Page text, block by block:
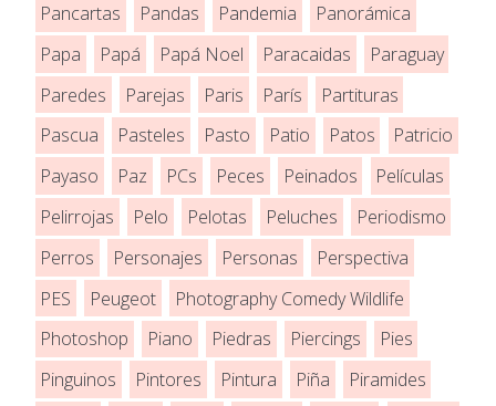
Pancartas
Pandas Pandemia
Panorámica
Papa
Papá Papá Noel Paracaidas
Paraguay
Paredes
Parejas Paris París
Partituras
Pascua
Pasteles Pasto Patio Patos
Patricio
Payaso
Paz PCs Peces Peinados
Películas
Pelirrojas
Pelo Pelotas Peluches
Periodismo
Perros
Personajes Personas
Perspectiva
PES
Peugeot
Photography Comedy Wildlife
Photoshop
Piano Piedras Piercings
Pies
Pinguinos
Pintores Pintura Piña
Piramides